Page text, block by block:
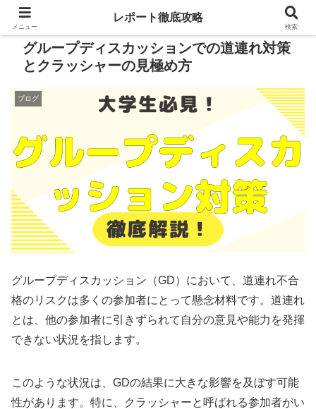
グループディスカッションでの道連れ対策
とクラッシャーの見極め方
ブログ
グループディスカッション（GD）において、道連れ不合
格のリスクは多くの参加者にとって懸念材料です。道連れ
とは、他の参加者に引きずられて自分の意見や能力を発揮
できない状況を指します。
このような状況は、GDの結果に大きな影響を及ぼす可能
性があります。特に、クラッシャーと呼ばれる参加者がい
メニュー
レポート徹底攻略
検索